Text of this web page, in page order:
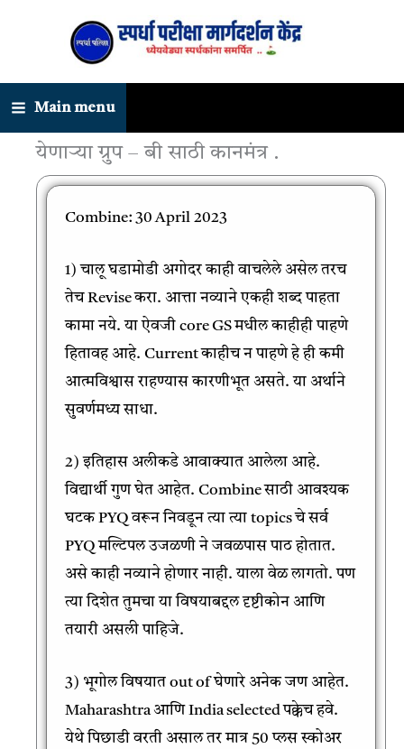
Main menu
येणाऱ्या ग्रुप – बी साठी कानमंत्र .
Combine: 30 April 2023
1) चालू घडामोडी अगोदर काही वाचलेले असेल तरच
तेच Revise करा. आत्ता नव्याने एकही शब्द पाहता
कामा नये. या ऐवजी core GS मधील काहीही पाहणे
हितावह आहे. Current काहीच न पाहणे हे ही कमी
आत्मविश्वास राहण्यास कारणीभूत असते. या अर्थाने
सुवर्णमध्य साधा.
2) इतिहास अलीकडे आवाक्यात आलेला आहे.
विद्यार्थी गुण घेत आहेत. Combine साठी आवश्यक
घटक PYQ वरून निवडून त्या त्या topics चे सर्व
PYQ मल्टिपल उजळणी ने जवळपास पाठ होतात.
असे काही नव्याने होणार नाही. याला वेळ लागतो. पण
त्या दिशेत तुमचा या विषयाबद्दल दृष्टीकोन आणि
तयारी असली पाहिजे.
3) भूगोल विषयात out of घेणारे अनेक जण आहेत.
Maharashtra आणि India selected पक्केच हवे.
येथे पिछाडी वरती असाल तर मात्र 50 प्लस स्कोअर